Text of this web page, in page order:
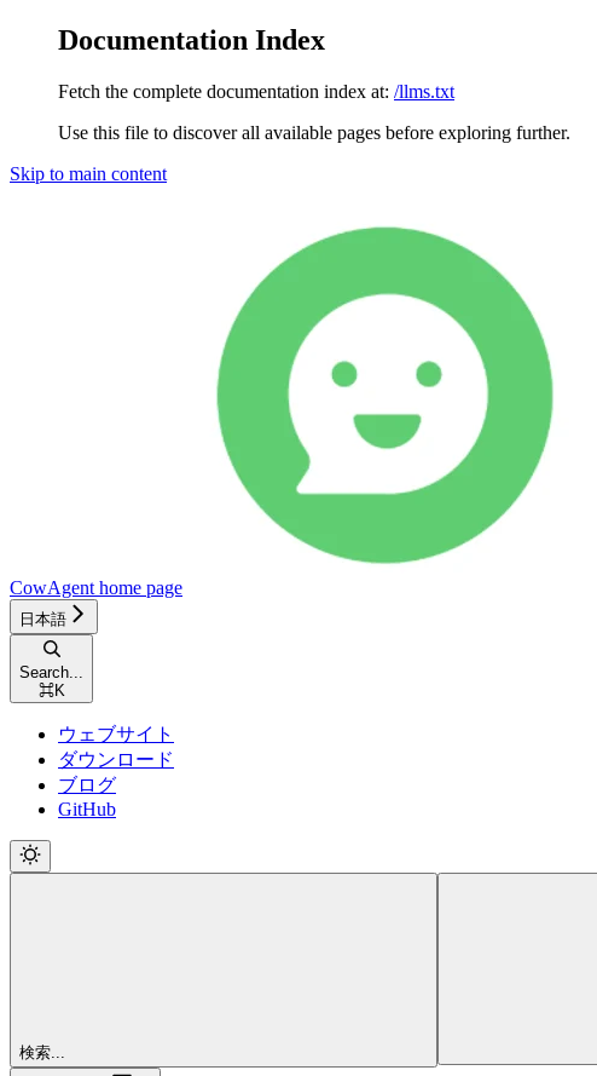
Documentation Index
Fetch the complete documentation index at: /llms.txt
Use this file to discover all available pages before exploring further.
Skip to main content
CowAgent home page
日本語
Search...
⌘K
ウェブサイト
ダウンロード
ブログ
GitHub
検索...